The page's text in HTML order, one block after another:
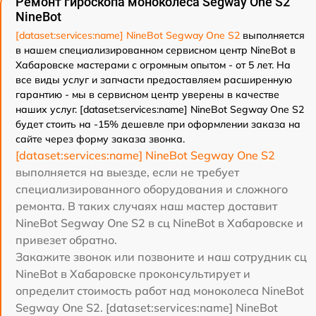
NineBot
[dataset:services:name] NineBot Segway One S2 выполняется
в нашем специализированном сервисном центр NineBot в
Хабаровске мастерами с огромным опытом - от 5 лет. На
все виды услуг и запчасти предоставляем расширенную
гарантию - мы в сервисном центр уверены в качестве
наших услуг. [dataset:services:name] NineBot Segway One S2
будет стоить на -15% дешевле при оформлении заказа на
сайте через форму заказа звонка.
[dataset:services:name] NineBot Segway One S2
выполняется на выезде, если не требует
специализированного оборудования и сложного
ремонта. В таких случаях наш мастер доставит
NineBot Segway One S2 в сц NineBot в Хабаровске и
привезет обратно.
Закажите звонок или позвоните и наш сотрудник сц
NineBot в Хабаровске проконсультирует и
определит стоимость работ над моноколеса NineBot
Segway One S2. [dataset:services:name] NineBot